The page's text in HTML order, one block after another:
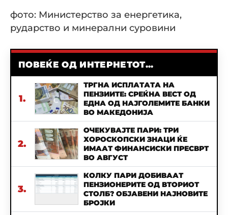
фото: Министерство за енергетика,
рударство и минерални суровини
ПОВЕЌЕ ОД ИНТЕРНЕТОТ...
1.
ТРГНА ИСПЛАТАТА НА
ПЕНЗИИТЕ: СРЕЌНА ВЕСТ ОД
ЕДНА ОД НАЈГОЛЕМИТЕ БАНКИ
ВО МАКЕДОНИЈА
2.
ОЧЕКУВАЈТЕ ПАРИ: ТРИ
ХОРОСКОПСКИ ЗНАЦИ ЌЕ
ИМААТ ФИНАНСИСКИ ПРЕСВРТ
ВО АВГУСТ
3.
КОЛКУ ПАРИ ДОБИВААТ
ПЕНЗИОНЕРИТЕ ОД ВТОРИОТ
СТОЛБ? ОБЈАВЕНИ НАЈНОВИТЕ
БРОЈКИ